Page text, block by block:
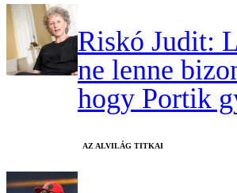
Riskó Judit:
ne lenne
hogy Portik
AZ ALVILÁG TITKAI